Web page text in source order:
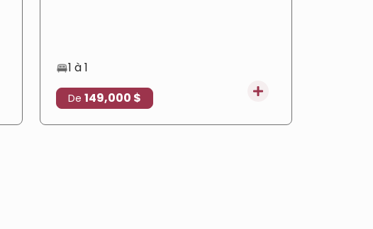
1 à 1
De 149,000 $